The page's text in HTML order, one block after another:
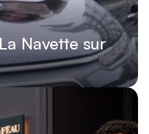
Navette sur